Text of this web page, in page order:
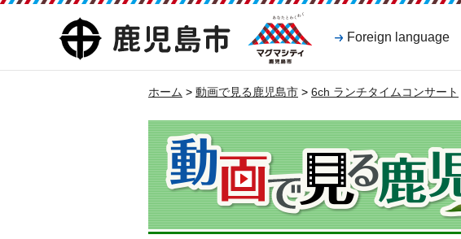
鹿児島市
マグマシティ
鹿児島市
Foreign language
ホーム > 動画で見る鹿児島市 > 6ch ランチタイムコンサート